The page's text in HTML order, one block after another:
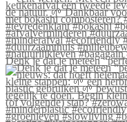
Denk je dat je meteen